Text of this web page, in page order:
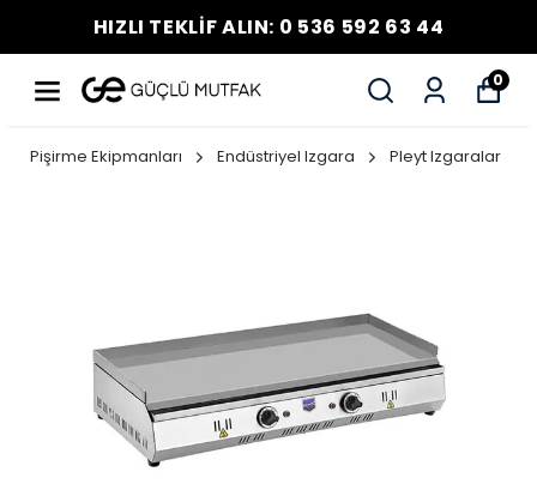
HIZLI TEKLİF ALIN: 0 536 592 63 44
0
Pişirme Ekipmanları Endüstriyel Izgara Pleyt Izgaralar